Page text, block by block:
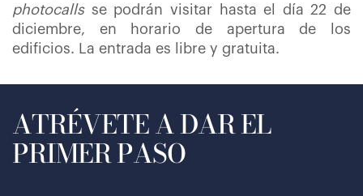
photocallsse podrán visitar hasta el día 22 de
diciembre, en horario de apertura de los
edificios. La entrada es libre y gratuita.
ATRÉVETE A DAR EL
PRIMER PASO